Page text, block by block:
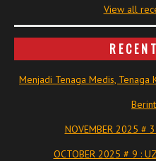
View all
Menjadi Tenaga Medis, Tenaga
NOVEMBER 2025 # 3
OCTOBER 2025 # 9 :